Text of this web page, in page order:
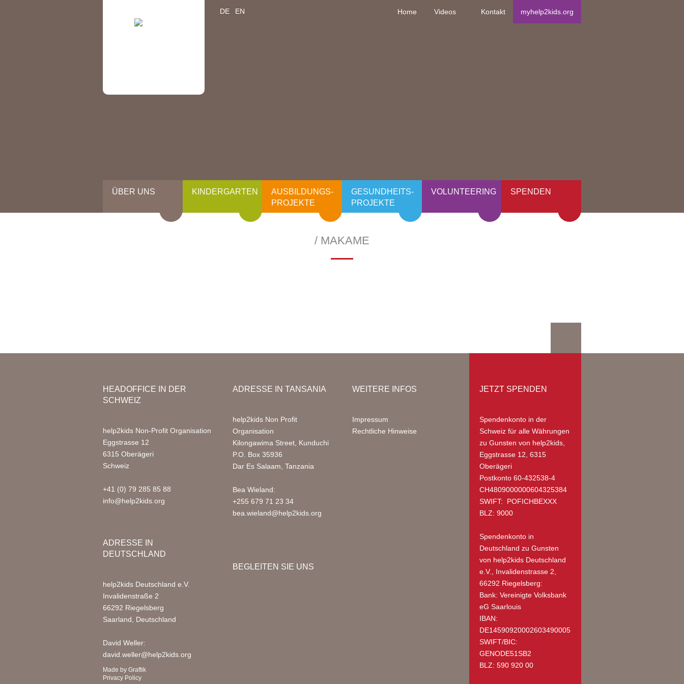
DE EN Home Videos Kontakt myhelp2kids.org
ÜBER UNS KINDERGARTEN
AUSBILDUNGS-
PROJEKTE
GESUNDHEITS-
PROJEKTE
VOLUNTEERING SPENDEN
/ MAKAME
—
HEADOFFICE IN DER
SCHWEIZ
help2kids Non-Profit Organisation
Eggstrasse 12
6315 Oberägeri
Schweiz
+41 (0) 79 285 85 88
info@help2kids.org
ADRESSE IN
DEUTSCHLAND
help2kids Deutschland e.V.
Invalidenstraße 2
66292 Riegelsberg
Saarland, Deutschland
David Weller:
david.weller@help2kids.org
ADRESSE IN TANSANIA
help2kids Non Profit
Organisation
Kilongawima Street, Kunduchi
P.O. Box 35936
Dar Es Salaam, Tanzania
Bea Wieland:
+255 679 71 23 34
bea.wieland@help2kids.org
BEGLEITEN SIE UNS
WEITERE INFOS
Impressum
Rechtliche Hinweise
JETZT SPENDEN
Spendenkonto in der
Schweiz für alle Währungen
zu Gunsten von help2kids,
Eggstrasse 12, 6315
Oberägeri
Postkonto 60-432538-4
CH4809000000604325384
SWIFT: POFICHBEXXX
BLZ: 9000
Spendenkonto in
Deutschland zu Gunsten
von help2kids Deutschland
e.V., Invalidenstrasse 2,
66292 Riegelsberg:
Bank: Vereinigte Volksbank
eG Saarlouis
IBAN:
DE14590920002603490005
SWIFT/BIC:
GENODE51SB2
BLZ: 590 920 00
Made by Graftik
Privacy Policy